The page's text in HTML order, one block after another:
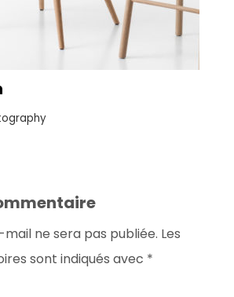
ne sera pas publiée. Les
sont indiqués avec *